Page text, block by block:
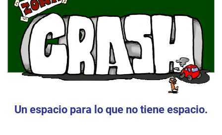
Un espacio para lo que no tiene espacio.